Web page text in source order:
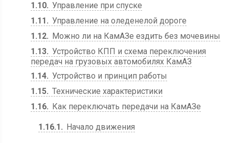
1.10 Управление при спуске
1.11
Управление на оледенелой дороге
1.12
Можно ли на КамАЗе ездить без мочевины
1.13 Устройство КПП и схема переключения
передач на грузовых автомобилях КамАЗ
1.14 Устройство и принцип работы
1.15 Технические характеристики
1.16
Как переключать передачи на КамАЗе
1.16.1 Начало движения